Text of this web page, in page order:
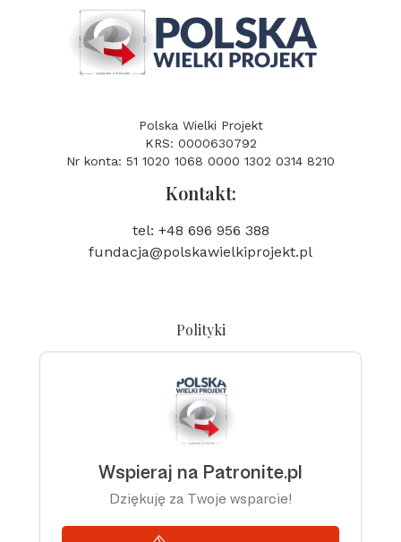
Polska Wielki Projekt
KRS: 0000630792
Nr konta: 51 1020 1068 0000 1302 0314 8210
Kontakt:
tel: +48 696 956 388
fundacja@polskawielkiprojekt.pl
Polityki